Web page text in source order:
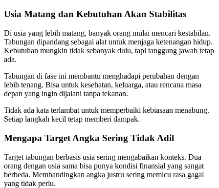
Usia Matang dan Kebutuhan Akan Stabilitas
Di usia yang lebih matang, banyak orang mulai mencari kestabilan.
Tabungan dipandang sebagai alat untuk menjaga ketenangan hidup.
Kebutuhan mungkin tidak sebanyak dulu, tapi tanggung jawab tetap
ada.
Tabungan di fase ini membantu menghadapi perubahan dengan
lebih tenang. Bisa untuk kesehatan, keluarga, atau rencana masa
depan yang ingin dijalani tanpa tekanan.
Tidak ada kata terlambat untuk memperbaiki kebiasaan menabung.
Setiap langkah kecil tetap memberi dampak.
Mengapa Target Angka Sering Tidak Adil
Target tabungan berbasis usia sering mengabaikan konteks. Dua
orang dengan usia sama bisa punya kondisi finansial yang sangat
berbeda. Membandingkan angka justru sering memicu rasa gagal
yang tidak perlu.